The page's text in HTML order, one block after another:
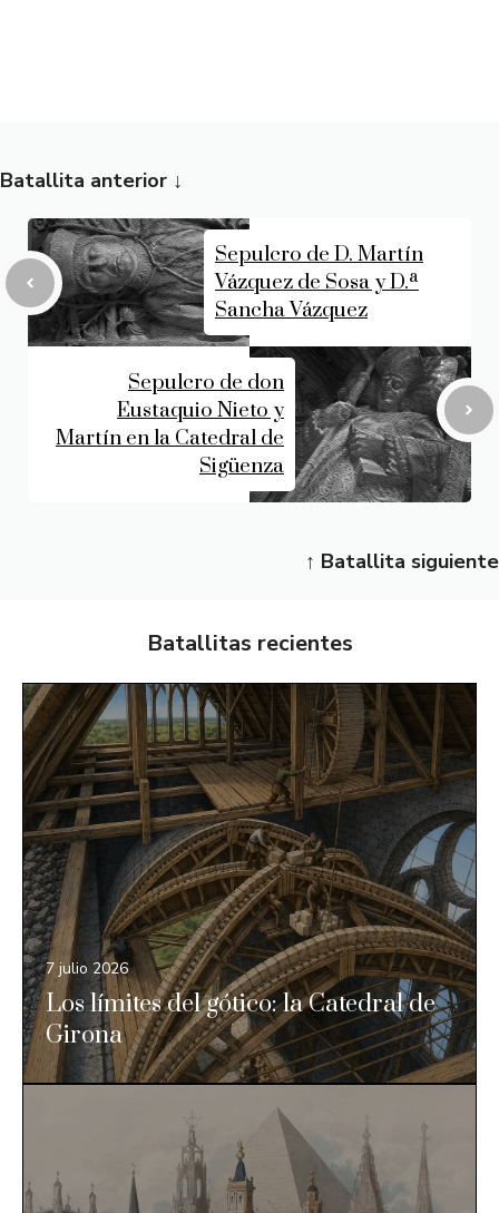
Batallita anterior ↓
Sepulcro de D. Martín
Vázquez de Sosa y D.ª
Sancha Vázquez
Sepulcro de don
Eustaquio Nieto y
Martín en la Catedral de
Sigüenza
↑ Batallita siguiente
Batallitas recientes
7 julio 2026
Los límites del gótico: la Catedral de
Girona